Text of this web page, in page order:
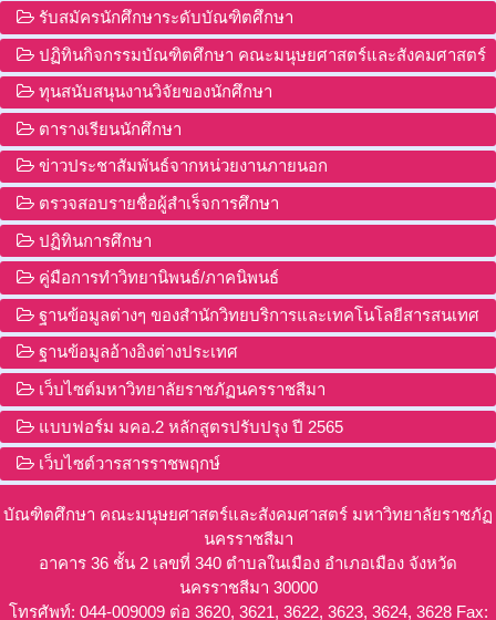
รับสมัครนักศึกษาระดับบัณฑิตศึกษา
ปฏิทินกิจกรรมบัณฑิตศึกษา คณะมนุษยศาสตร์และสังคมศาสตร์
ทุนสนับสนุนงานวิจัยของนักศึกษา
ตารางเรียนนักศึกษา
ข่าวประชาสัมพันธ์จากหน่วยงานภายนอก
ตรวจสอบรายชื่อผู้สำเร็จการศึกษา
ปฏิทินการศึกษา
คู่มือการทำวิทยานิพนธ์/ภาคนิพนธ์
ฐานข้อมูลต่างๆ ของสำนักวิทยบริการและเทคโนโลยีสารสนเทศ
ฐานข้อมูลอ้างอิงต่างประเทศ
เว็บไซต์มหาวิทยาลัยราชภัฏนครราชสีมา
แบบฟอร์ม มคอ.2 หลักสูตรปรับปรุง ปี 2565
เว็บไซต์วารสารราชพฤกษ์
บัณฑิตศึกษา คณะมนุษยศาสตร์และสังคมศาสตร์ มหาวิทยาลัยราชภัฏ
นครราชสีมา
อาคาร 36 ชั้น 2 เลขที่ 340 ตำบลในเมือง อำเภอเมือง จังหวัด
นครราชสีมา 30000
โทรศัพท์: 044-009009 ต่อ 3620, 3621, 3622, 3623, 3624, 3628 Fax: